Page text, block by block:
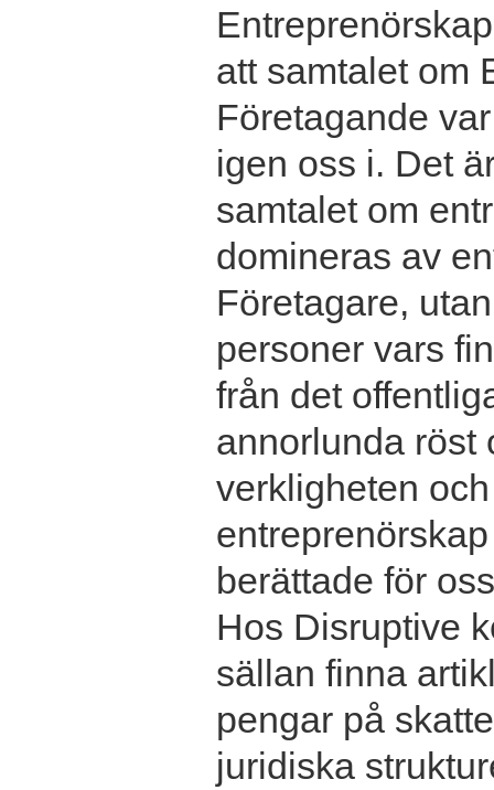
att samtalet om
Företagande
igen oss i. Det
samtalet om
domineras av
Företagare,
personer vars
från det
annorlunda röst
verkligheten
berättade för
Hos Disruptive
sällan finna
pengar på
juridiska